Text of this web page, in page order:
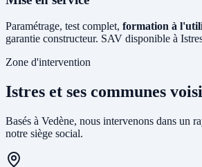
Paramétrage, test complet, formation à
garantie constructeur. SAV disponible à
Zone d'intervention
Istres et ses communes
Basés à Vedène, nous intervenons dans un
notre siège social.